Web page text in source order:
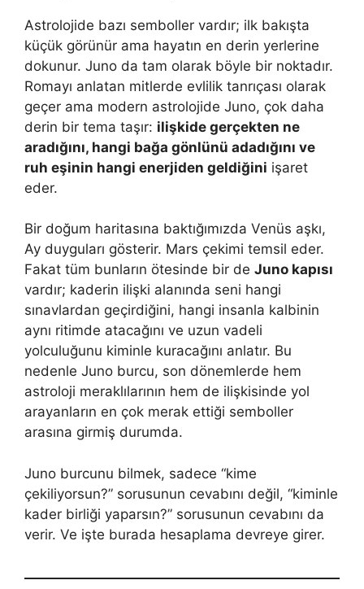
Astrolojide bazı semboller vardır; ilk bakışta
küçük görünür ama hayatın en derin yerlerine
dokunur. Juno da tam olarak böyle bir noktadır.
Romayı anlatan mitlerde evlilik tanrıçası olarak
geçer ama modern astrolojide Juno, çok daha
derin bir tema taşır: ilişkide gerçekten ne
aradığını, hangi bağa gönlünü adadığını ve
ruh eşinin hangi enerjiden geldiğini işaret
eder.
Bir doğum haritasına baktığımızda Venüs aşkı,
Ay duyguları gösterir. Mars çekimi temsil eder.
Fakat tüm bunların ötesinde bir de Juno kapısı
vardır; kaderin ilişki alanında seni hangi
sınavlardan geçirdiğini, hangi insanla kalbinin
aynı ritimde atacağını ve uzun vadeli
yolculuğunu kiminle kuracağını anlatır. Bu
nedenle Juno burcu, son dönemlerde hem
astroloji meraklılarının hem de ilişkisinde yol
arayanların en çok merak ettiği semboller
arasına girmiş durumda.
Juno burcunu bilmek, sadece “kime
çekiliyorsun?” sorusunun cevabını değil, “kiminle
kader birliği yaparsın?” sorusunun cevabını da
verir. Ve işte burada hesaplama devreye girer.